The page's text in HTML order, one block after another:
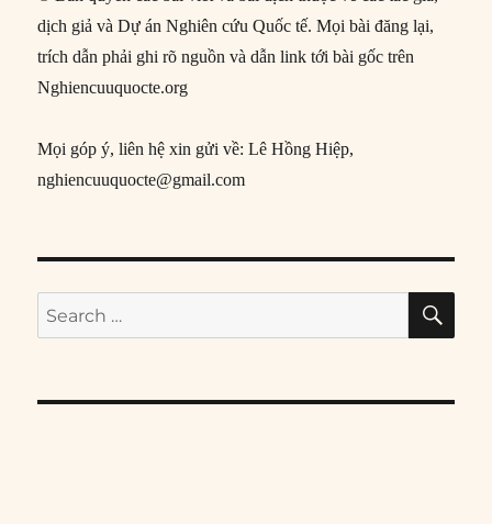
dịch giả và Dự án Nghiên cứu Quốc tế. Mọi bài đăng lại,
trích dẫn phải ghi rõ nguồn và dẫn link tới bài gốc trên
Nghiencuuquocte.org
Mọi góp ý, liên hệ xin gửi về: Lê Hồng Hiệp,
nghiencuuquocte@gmail.com
Search
for: